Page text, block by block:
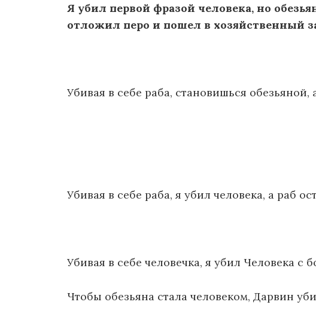
Я убил первой фразой человека, но
отложил перо и пошел в хозяйственный
Убивая в себе раба, становишься обезьяной,
Убивая в себе раба, я убил человека, а раб
Убивая в себе человечка, я убил Человека с
Чтобы обезьяна стала человеком, Дарвин